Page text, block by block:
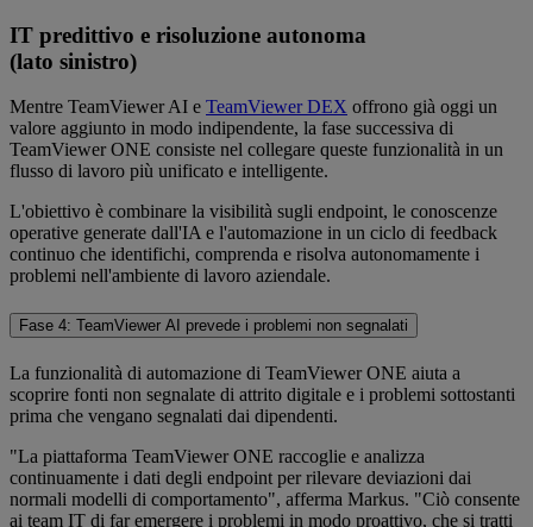
IT predittivo e risoluzione autonoma
(lato sinistro)
Mentre TeamViewer AI e TeamViewer DEX offrono già oggi un
valore aggiunto in modo indipendente, la fase successiva di
TeamViewer ONE consiste nel collegare queste funzionalità in un
flusso di lavoro più unificato e intelligente.
L'obiettivo è combinare la visibilità sugli endpoint, le conoscenze
operative generate dall'IA e l'automazione in un ciclo di feedback
continuo che identifichi, comprenda e risolva autonomamente i
problemi nell'ambiente di lavoro aziendale.
Fase 4: TeamViewer AI prevede i problemi non segnalati
La funzionalità di automazione di TeamViewer ONE aiuta a
scoprire fonti non segnalate di attrito digitale e i problemi sottostanti
prima che vengano segnalati dai dipendenti.
"La piattaforma TeamViewer ONE raccoglie e analizza
continuamente i dati degli endpoint per rilevare deviazioni dai
normali modelli di comportamento", afferma Markus. "Ciò consente
ai team IT di far emergere i problemi in modo proattivo, che si tratti